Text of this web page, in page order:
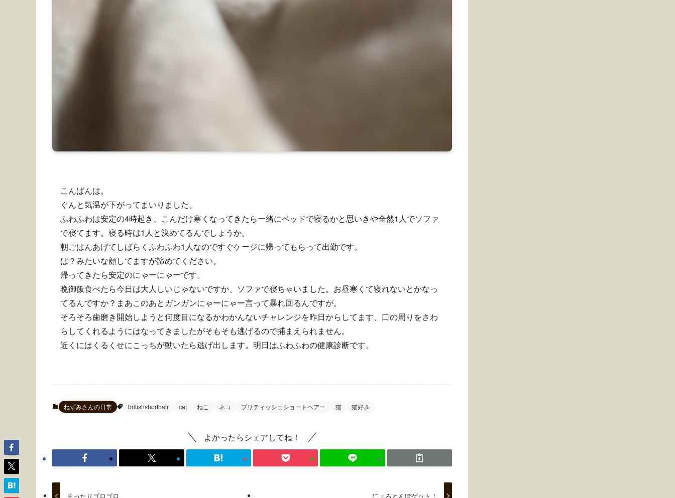
こんばんは。
ぐんと気温が下がってまいりました。
ふわふわは安定の4時起き、こんだけ寒くなってきたら一緒にベッドで寝るかと思いきや全然1人でソファ
で寝てます。寝る時は1人と決めてるんでしょうか。
朝ごはんあげてしばらくふわふわ1人なのですぐケージに帰ってもらって出勤です。
は？みたいな顔してますが諦めてください。
帰ってきたら安定のにゃーにゃーです。
晩御飯食べたら今日は大人しいじゃないですか、ソファで寝ちゃいました。お昼寒くて寝れないとかなっ
てるんですか？まあこのあとガンガンにゃーにゃー言って暴れ回るんですが。
そろそろ歯磨き開始しようと何度目になるかわかんないチャレンジを昨日からしてます、口の周りをさわ
らしてくれるようにはなってきましたがそもそも逃げるので捕まえられません。
近くにはくるくせにこっちが動いたら逃げ出します。明日はふわふわの健康診断です。
ねずみさんの日常 britishshorthair cat ねこ ネコ ブリティッシュショートヘアー 猫 猫好き
よかったらシェアしてね！
まったりゴロゴロ にょろとんぼゲット！